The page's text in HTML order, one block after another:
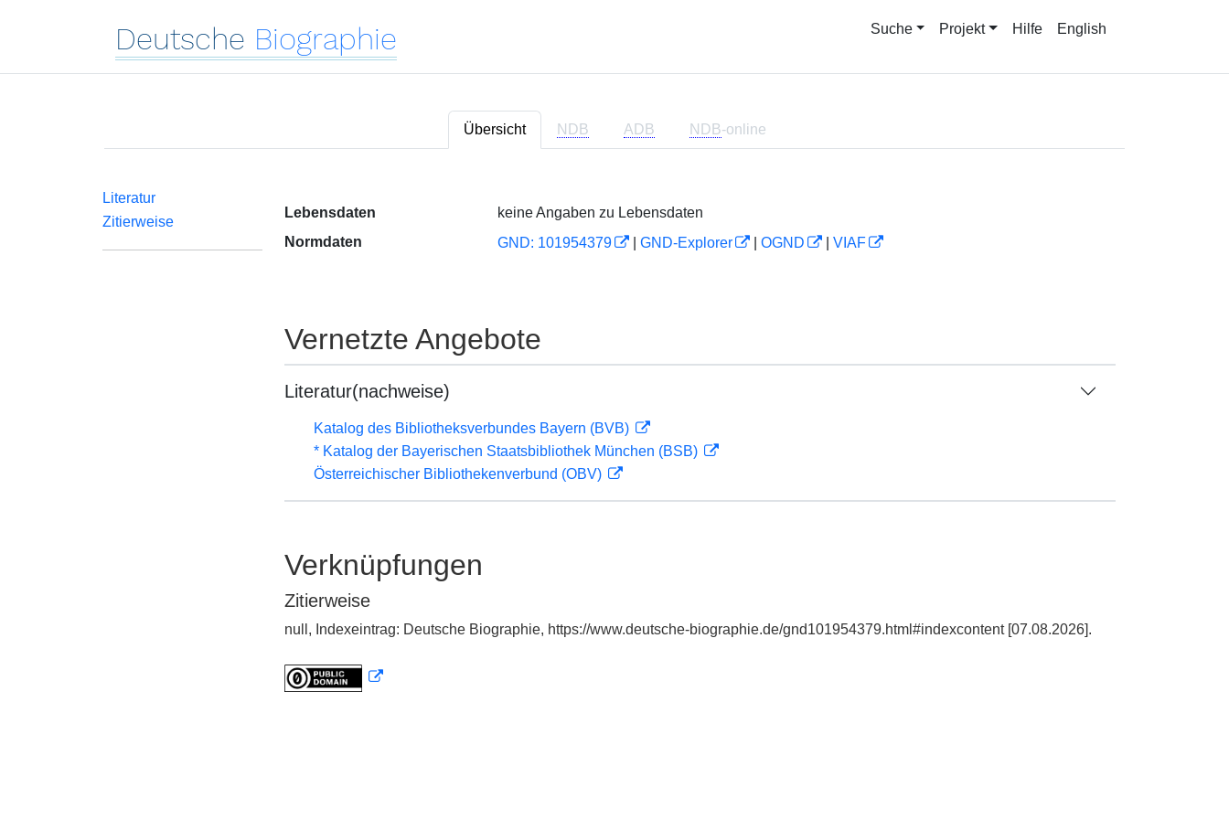
Deutsche Biographie Suche Projekt Hilfe English
Übersicht NDB ADB NDB-online
Literatur
Zitierweise
Lebensdaten
keine Angaben zu Lebensdaten
Normdaten
GND: 101954379 GND-Explorer OGND VIAF
Vernetzte Angebote
Literatur(nachweise)
Katalog des Bibliotheksverbundes Bayern (BVB)
* Katalog der Bayerischen Staatsbibliothek München (BSB)
Österreichischer Bibliothekenverbund (OBV)
Verknüpfungen
Zitierweise
null, Indexeintrag: Deutsche Biographie, https://www.deutsche-biographie.de/gnd101954379.html#indexcontent [07.08.2026].